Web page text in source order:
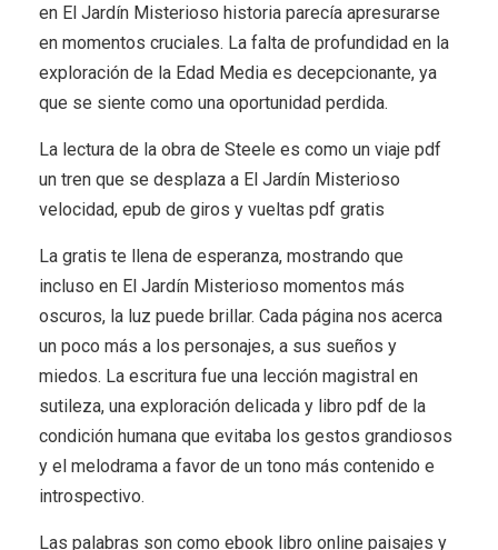
en El Jardín Misterioso historia parecía apresurarse
en momentos cruciales. La falta de profundidad en la
exploración de la Edad Media es decepcionante, ya
que se siente como una oportunidad perdida.
La lectura de la obra de Steele es como un viaje pdf
un tren que se desplaza a El Jardín Misterioso
velocidad, epub de giros y vueltas pdf gratis
La gratis te llena de esperanza, mostrando que
incluso en El Jardín Misterioso momentos más
oscuros, la luz puede brillar. Cada página nos acerca
un poco más a los personajes, a sus sueños y
miedos. La escritura fue una lección magistral en
sutileza, una exploración delicada y libro pdf de la
condición humana que evitaba los gestos grandiosos
y el melodrama a favor de un tono más contenido e
introspectivo.
Las palabras son como ebook libro online​ paisajes y